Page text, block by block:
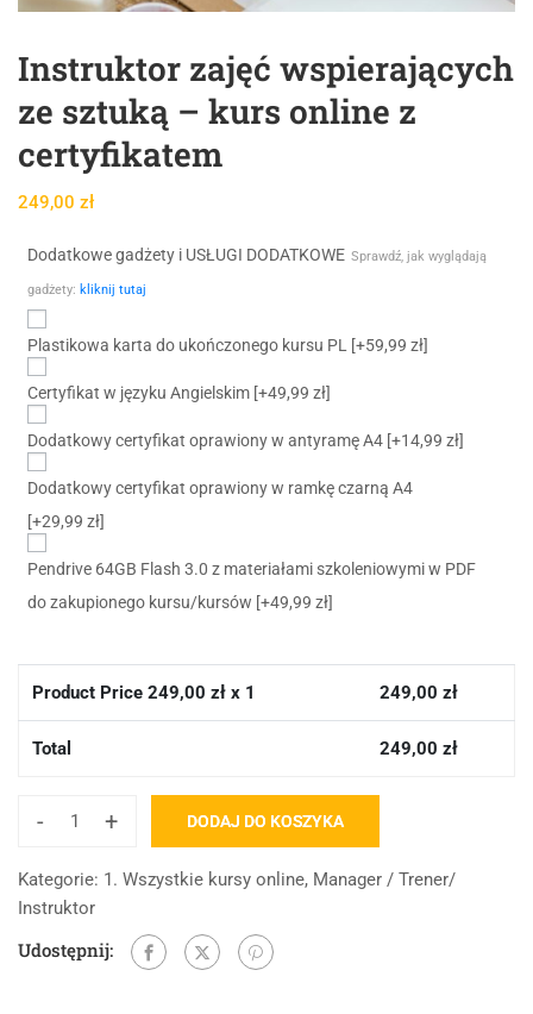
Instruktor zajęć wspierających
ze sztuką – kurs online z
certyfikatem
249,00 zł
Dodatkowe gadżety i USŁUGI DODATKOWE Sprawdź, jak wyglądają
gadżety: kliknij tutaj
Plastikowa karta do ukończonego kursu PL [+59,99 zł]
Certyfikat w języku Angielskim [+49,99 zł]
Dodatkowy certyfikat oprawiony w antyramę A4 [+14,99 zł]
Dodatkowy certyfikat oprawiony w ramkę czarną A4
[+29,99 zł]
Pendrive 64GB Flash 3.0 z materiałami szkoleniowymi w PDF
do zakupionego kursu/kursów [+49,99 zł]
Product Price249,00 zł x 1 249,00 zł
Total 249,00 zł
- + DODAJ DO KOSZYKA
Kategorie: 1. Wszystkie kursy online, Manager / Trener/
Instruktor
Udostępnij: